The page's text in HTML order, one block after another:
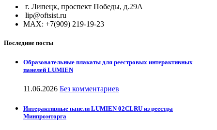
г. Липецк, проспект Победы, д.29А
lip@oftsist.ru
МАХ: +7(909) 219-19-23
Последние посты
Образовательные плакаты для реестровых интерактивных
панелей LUMIEN
11.06.2026 Без комментариев
Интерактивные панели LUMIEN 02CLRU из реестра
Минпромторга